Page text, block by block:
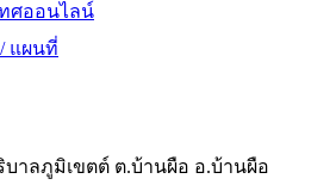
ศออนไลน์
แผนที่
บาลภูมิเขตต์ ต.บ้านผือ อ.บ้านผือ